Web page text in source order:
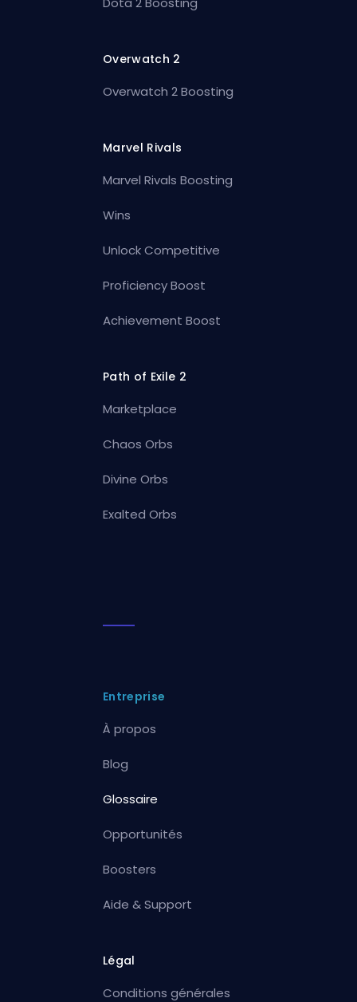
Overwatch 2
Overwatch 2 Boosting
Marvel Rivals
Marvel Rivals Boosting
Wins
Unlock Competitive
Proficiency Boost
Achievement Boost
Path of Exile 2
Marketplace
Chaos Orbs
Divine Orbs
Exalted Orbs
Entreprise
À propos
Blog
Glossaire
Opportunités
Boosters
Aide & Support
Légal
Conditions générales